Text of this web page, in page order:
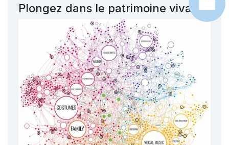
Plongez dans le patrimoine vivant !